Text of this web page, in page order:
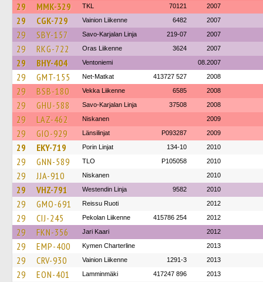
29 MMK-329 TKL 70121 2007
29 CGK-729 Vainion Liikenne 6482 2007
29 SBY-157 Savo-Karjalan Linja 219-07 2007
29 RKG-722 Oras Liikenne 3624 2007
29 BHY-404 Ventoniemi 08.2007
29 GMT-155 Net-Matkat 413727 527 2008
29 BSB-180 Vekka Liikenne 6585 2008
29 GHU-588 Savo-Karjalan Linja 37508 2008
29 LAZ-462 Niskanen 2009
29 GIO-929 Länsilinjat P093287 2009
29 EKY-719 Porin Linjat 134-10 2010
29 GNN-589 TLO P105058 2010
29 JJA-910 Niskanen 2010
29 VHZ-791 Westendin Linja 9582 2010
29 GMO-691 Reissu Ruoti 2012
29 CIJ-245 Pekolan Liikenne 415786 254 2012
29 FKN-356 Jari Kaari 2012
29 EMP-400 Kymen Charterline 2013
29 CRV-930 Vainion Liikenne 1291-3 2013
29 EON-401 Lamminmäki 417247 896 2013